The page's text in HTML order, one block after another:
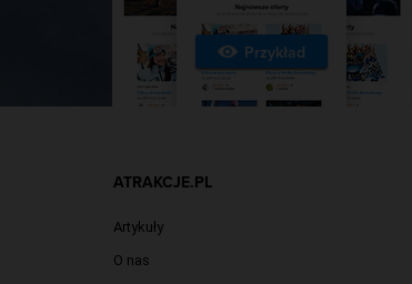
Przykład
ATRAKCJE.PL
Artykuły
O nas